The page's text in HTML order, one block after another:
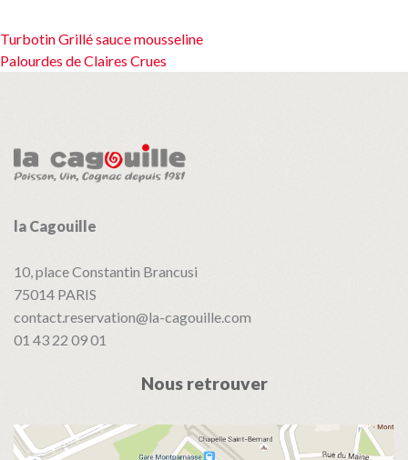
Navigation
de
Turbotin Grillé sauce mousseline
Palourdes de Claires Crues
la Cagouille
10, place Constantin Brancusi
75014 PARIS
contact.reservation@la-cagouille.com
01 43 22 09 01
Nous retrouver